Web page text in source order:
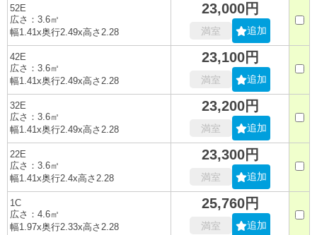
52E
広さ：3.6㎡
幅1.41x奥行2.49x高さ2.28
23,000円
満室 追加
42E
広さ：3.6㎡
幅1.41x奥行2.49x高さ2.28
23,100円
満室 追加
32E
広さ：3.6㎡
幅1.41x奥行2.49x高さ2.28
23,200円
満室 追加
22E
広さ：3.6㎡
幅1.41x奥行2.4x高さ2.28
23,300円
満室 追加
1C
広さ：4.6㎡
幅1.97x奥行2.33x高さ2.28
25,760円
満室 追加